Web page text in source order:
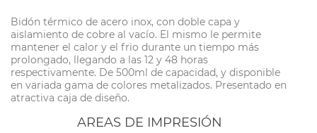
Bidón térmico de acero inox, con doble capa y
aislamiento de cobre al vacío. El mismo le permite
mantener el calor y el frio durante un tiempo más
prolongado, llegando a las 12 y 48 horas
respectivamente. De 500ml de capacidad, y disponible
en variada gama de colores metalizados. Presentado en
atractiva caja de diseño.
AREAS DE IMPRESIÓN